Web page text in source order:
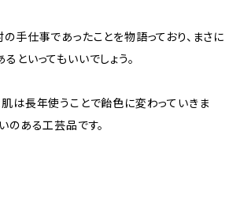
手仕事であったことを物語っており、まさに
といってもいいでしょう。
は長年使うことで飴色に変わっていきま
のある工芸品です。